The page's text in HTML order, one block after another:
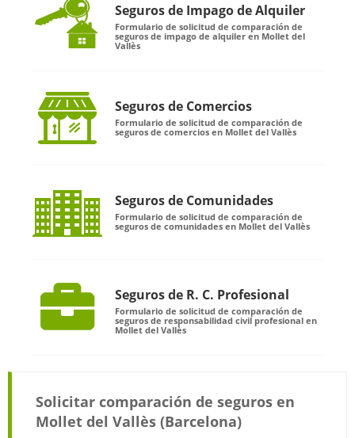
Seguros de Impago de Alquiler
Formulario de solicitud de comparación de
seguros de impago de alquiler en Mollet del
Vallès
Seguros de Comercios
Formulario de solicitud de comparación de
seguros de comercios en Mollet del Vallès
Seguros de Comunidades
Formulario de solicitud de comparación de
seguros de comunidades en Mollet del Vallès
Seguros de R. C. Profesional
Formulario de solicitud de comparación de
seguros de responsabilidad civil profesional en
Mollet del Vallès
Solicitar comparación de seguros en
Mollet del Vallès (Barcelona)